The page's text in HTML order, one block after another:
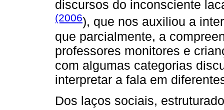
discursos do inconsciente
(2006), que nos auxiliou a
que parcialmente, a
professores monitores e
com algumas categorias
interpretar a fala em
Dos laços sociais,